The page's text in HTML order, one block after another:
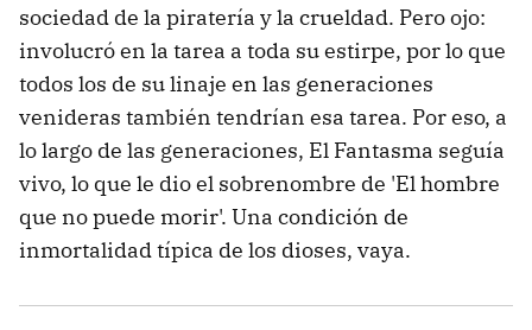
sociedad de la piratería y la crueldad. Pero ojo:
involucró en la tarea a toda su estirpe, por lo que
todos los de su linaje en las generaciones
venideras también tendrían esa tarea. Por eso, a
lo largo de las generaciones, El Fantasma seguía
vivo, lo que le dio el sobrenombre de 'El hombre
que no puede morir'. Una condición de
inmortalidad típica de los dioses, vaya.